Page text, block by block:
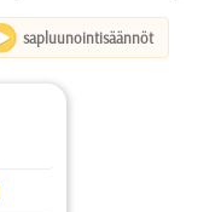
sapluunointisäännöt